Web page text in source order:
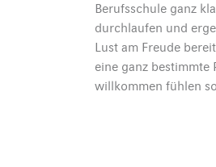
Berufsschule ganz
durchlaufen und
Lust am Freude
eine ganz
willkommen fühlen